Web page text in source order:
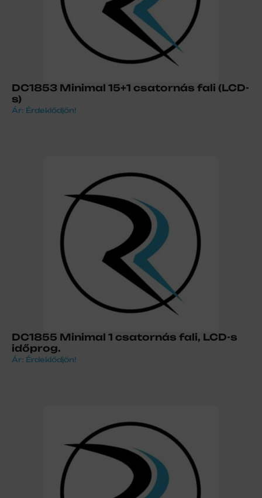
DC1853 Minimal 15+1 csatornás fali (LCD-
s)
Ár: Érdeklődjön!
DC1855 Minimal 1 csatornás fali, LCD-s
időprog.
Ár: Érdeklődjön!